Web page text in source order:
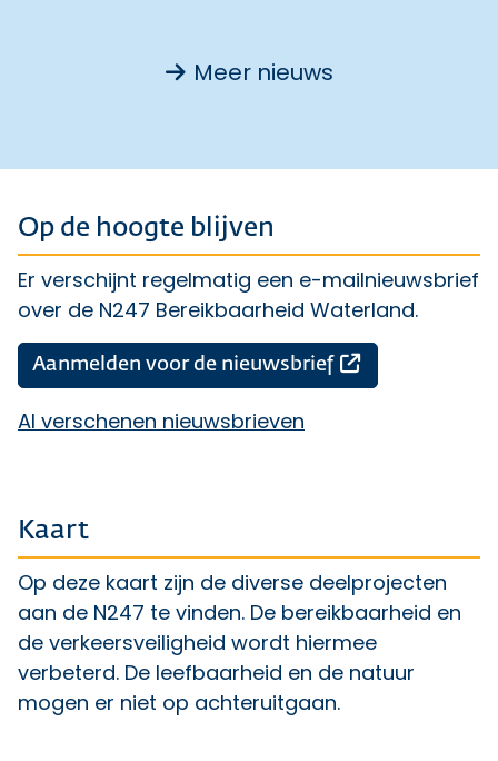
Meer nieuws
Op de hoogte blijven
Er verschijnt regelmatig een e-mailnieuwsbrief
over de N247 Bereikbaarheid Waterland.
Aanmelden voor de nieuwsbrief
Al verschenen nieuwsbrieven
Kaart
Op deze kaart zijn de diverse deelprojecten
aan de N247 te vinden. De bereikbaarheid en
de verkeersveiligheid wordt hiermee
verbeterd. De leefbaarheid en de natuur
mogen er niet op achteruitgaan.